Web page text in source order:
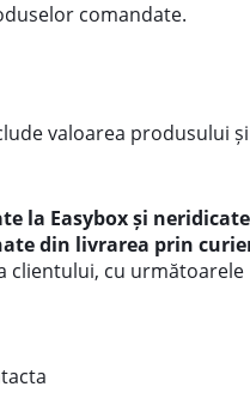
comandate.
valoarea produsului și
la Easybox și neridicate
din livrarea prin
clientului, cu următoarele